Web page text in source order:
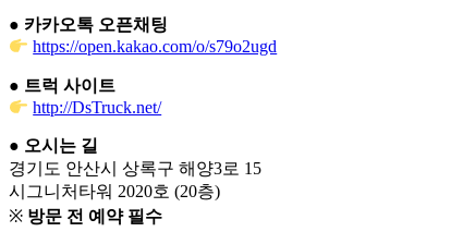
● 카카오톡 오픈채팅
https://open.kakao.com/o/s79o2ugd
● 트럭 사이트
http://DsTruck.net/
● 오시는 길
경기도 안산시 상록구 해양3로 15
시그니처타워 2020호 (20층)
※ 방문 전 예약 필수